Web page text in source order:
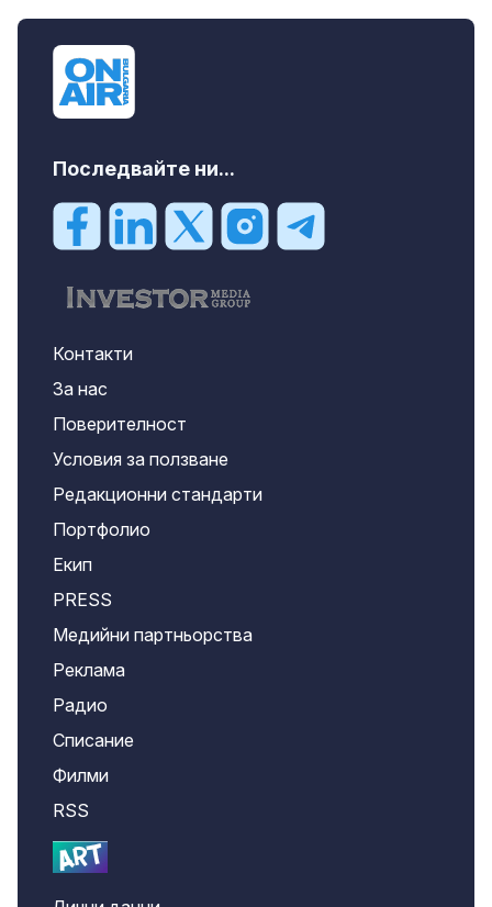
Последвайте ни...
Контакти
За нас
Поверителност
Условия за ползване
Редакционни стандарти
Портфолио
Екип
PRESS
Медийни партньорства
Реклама
Радио
Списание
Филми
RSS